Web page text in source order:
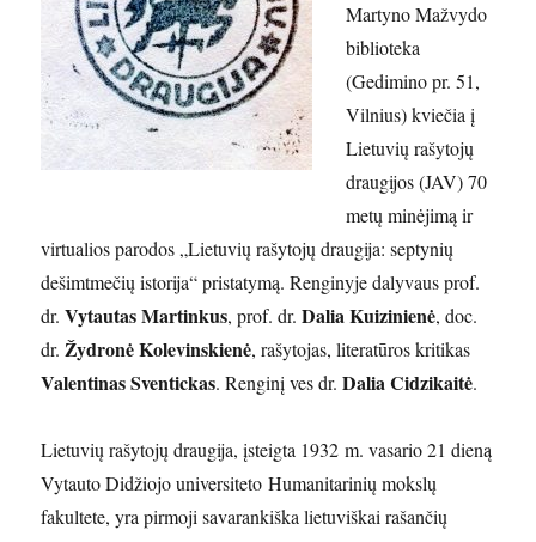
Martyno Mažvydo
biblioteka
(Gedimino pr. 51,
Vilnius) kviečia į
Lietuvių rašytojų
draugijos (JAV) 70
metų minėjimą ir
virtualios parodos „Lietuvių rašytojų draugija: septynių
dešimtmečių istorija“ pristatymą. Renginyje dalyvaus prof.
dr.Vytautas Martinkus, prof. dr. Dalia Kuizinienė, doc.
dr. Žydronė Kolevinskienė, rašytojas, literatūros kritikas
Valentinas Sventickas. Renginį ves dr.Dalia Cidzikaitė.
Lietuvių rašytojų draugija, įsteigta 1932 m. vasario 21 dieną
Vytauto Didžiojo universiteto Humanitarinių mokslų
fakultete, yra pirmoji savarankiška lietuviškai rašančių